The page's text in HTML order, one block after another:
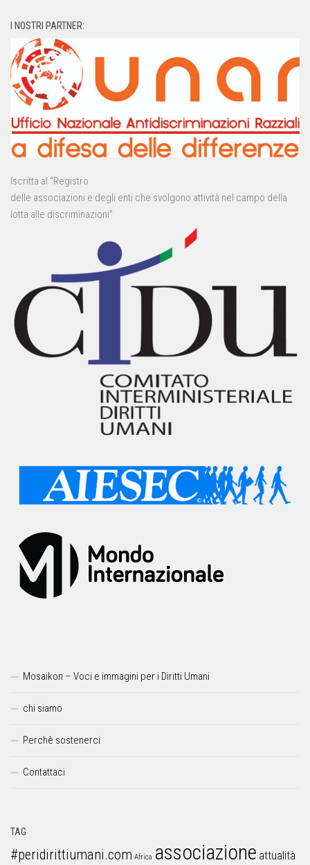
I NOSTRI PARTNER:
Iscritta al “Registro
delle associazioni e degli enti che svolgono attività nel campo della
lotta alle discriminazioni”
Mosaikon – Voci e immagini per i Diritti Umani
chi siamo
Perchè sostenerci
Contattaci
TAG
#peridirittiumani.com Africa associazione attualità